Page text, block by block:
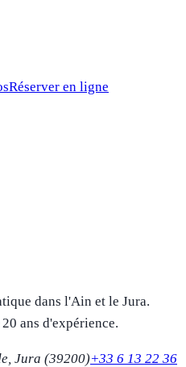
Réserver en ligne
dans l'Ain et le Jura.
ans d'expérience.
Jura (39200)+33 6 13 22 36